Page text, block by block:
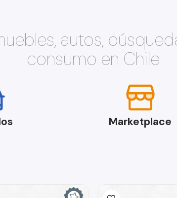
autos,
consumo en Chile
Marketplace